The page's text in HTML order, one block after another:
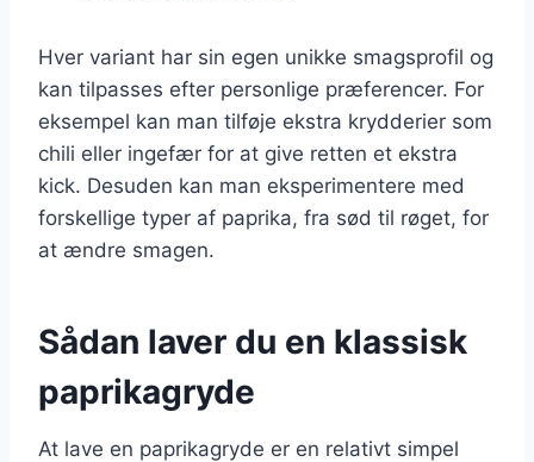
Hver variant har sin egen unikke smagsprofil og
kan tilpasses efter personlige præferencer. For
eksempel kan man tilføje ekstra krydderier som
chili eller ingefær for at give retten et ekstra
kick. Desuden kan man eksperimentere med
forskellige typer af paprika, fra sød til røget, for
at ændre smagen.
Sådan laver du en klassisk
paprikagryde
At lave en paprikagryde er en relativt simpel